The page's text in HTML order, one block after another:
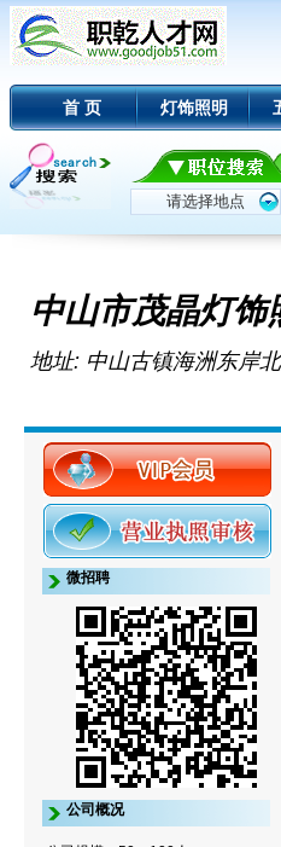
首 页 灯饰照明
中山市茂晶灯饰
地址: 中山古镇海洲东岸
微招聘
公司概况